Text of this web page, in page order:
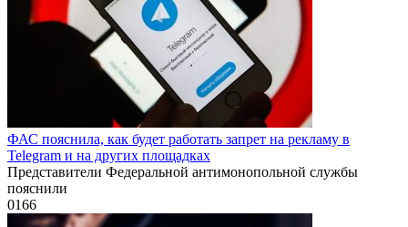
ФАС пояснила, как будет работать запрет на рекламу в
Telegram и на других площадках
Представители Федеральной антимонопольной службы
пояснили
0166